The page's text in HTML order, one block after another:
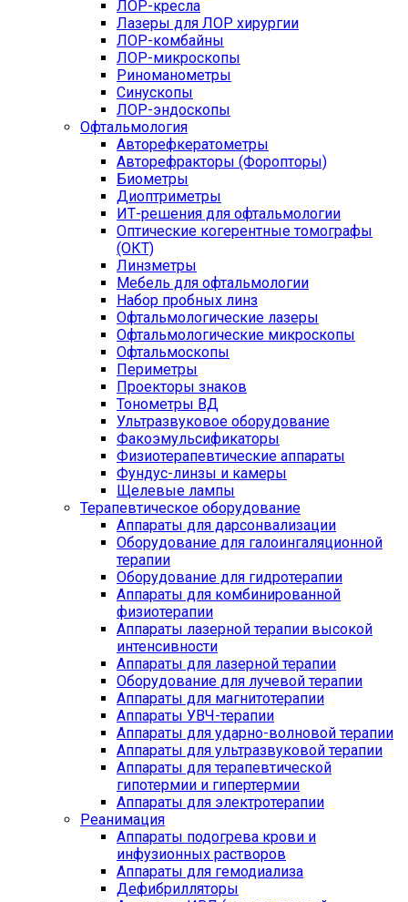
ЛОР-кресла
Лазеры для ЛОР хирургии
ЛОР-комбайны
ЛОР-микроскопы
Риноманометры
Синускопы
ЛОР-эндоскопы
Офтальмология
Авторефкератометры
Авторефракторы (Форопторы)
Биометры
Диоптриметры
ИТ-решения для офтальмологии
Оптические когерентные томографы
(ОКТ)
Линзметры
Мебель для офтальмологии
Набор пробных линз
Офтальмологические лазеры
Офтальмологические микроскопы
Офтальмоскопы
Периметры
Проекторы знаков
Тонометры ВД
Ультразвуковое оборудование
Факоэмульсификаторы
Физиотерапевтические аппараты
Фундус-линзы и камеры
Щелевые лампы
Терапевтическое оборудование
Аппараты для дарсонвализации
Оборудование для галоингаляционной
терапии
Оборудование для гидротерапии
Аппараты для комбинированной
физиотерапии
Аппараты лазерной терапии высокой
интенсивности
Аппараты для лазерной терапии
Оборудование для лучевой терапии
Аппараты для магнитотерапии
Аппараты УВЧ-терапии
Аппараты для ударно-волновой терапии
Аппараты для ультразвуковой терапии
Аппараты для терапевтической
гипотермии и гипертермии
Аппараты для электротерапии
Реанимация
Аппараты подогрева крови и
инфузионных растворов
Аппараты для гемодиализа
Дефибрилляторы